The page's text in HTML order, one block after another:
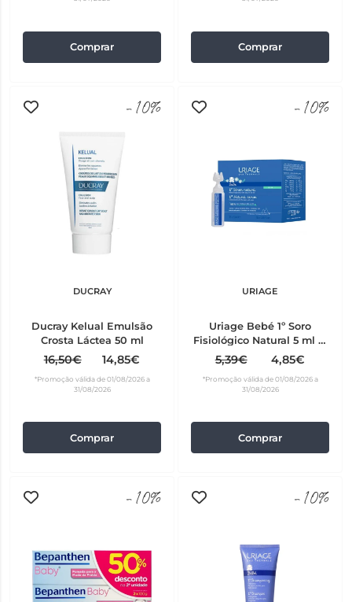
Comprar Comprar
-10%
DUCRAY
Ducray Kelual Emulsão
Crosta Láctea 50 ml
16,50€ 14,85€
*Promoção válida de 01/08/2026 a
31/08/2026
Comprar
-10%
URIAGE
Uriage Bebé 1º Soro
Fisiológico Natural 5 ml 15
unidades
5,39€ 4,85€
*Promoção válida de 01/08/2026 a
31/08/2026
Comprar
-10% -10%